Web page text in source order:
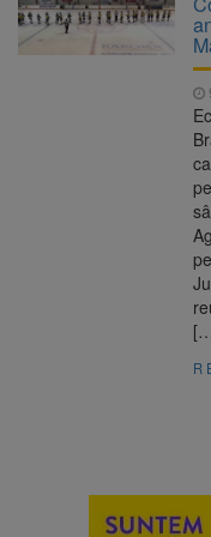
Motivul: platforme de
7 august 2026
Piața Star din Brașov
Tâmpa intră în
milion de lei și
Iluminat cere
nopții, nu oprirea